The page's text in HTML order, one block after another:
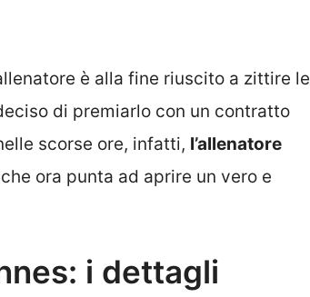
è alla fine riuscito a zittire le
di premiarlo con un contratto
scorse ore, infatti, l’allenatore
che ora punta ad aprire un vero e
i dettagli